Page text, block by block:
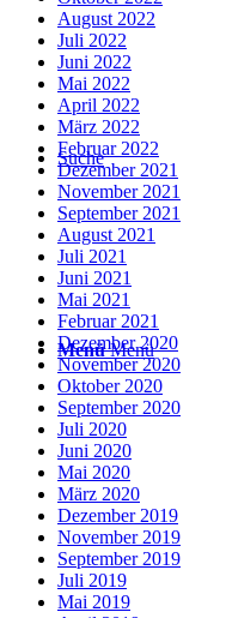
Suche
Menü Menü
August 2022
Juli 2022
Juni 2022
Mai 2022
April 2022
März 2022
Februar 2022
Dezember 2021
November 2021
September 2021
August 2021
Juli 2021
Juni 2021
Mai 2021
Februar 2021
Dezember 2020
November 2020
Oktober 2020
September 2020
Juli 2020
Juni 2020
Mai 2020
März 2020
Dezember 2019
November 2019
September 2019
Juli 2019
Mai 2019